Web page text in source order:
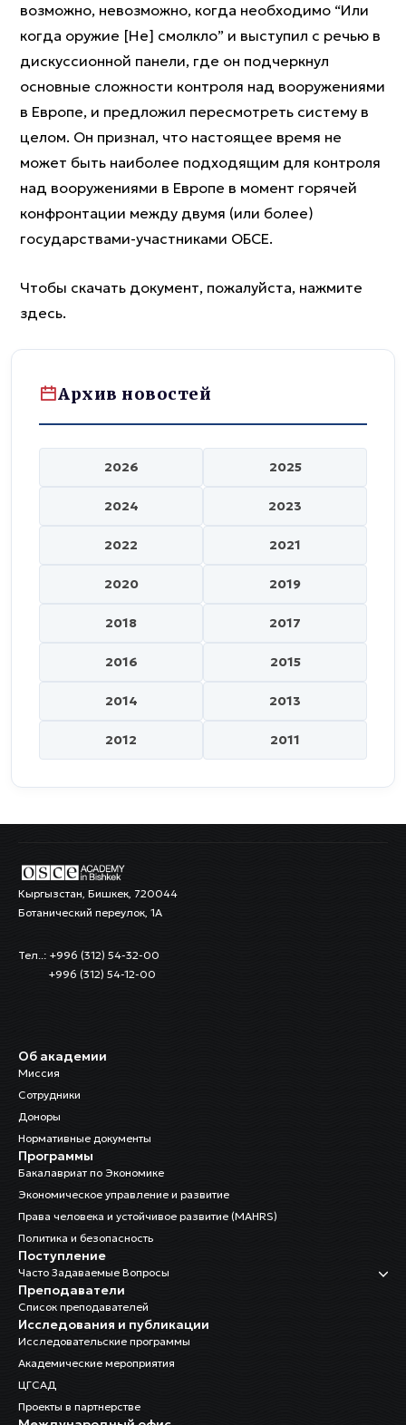
возможно, невозможно, когда необходимо “Или
когда оружие [Не] смолкло” и выступил с речью в
дискуссионной панели, где он подчеркнул
основные сложности контроля над вооружениями
в Европе, и предложил пересмотреть систему в
целом. Он признал, что настоящее время не
может быть наиболее подходящим для контроля
над вооружениями в Европе в момент горячей
конфронтации между двумя (или более)
государствами-участниками ОБСЕ.
Чтобы скачать документ, пожалуйста, нажмите
здесь.
Архив новостей
2026 2025
2024 2023
2022 2021
2020 2019
2018 2017
2016 2015
2014 2013
2012 2011
Кыргызстан, Бишкек, 720044
Ботанический переулок, 1А
Тел..: +996 (312) 54-32-00
+996 (312) 54-12-00
Об академии
Миссия
Сотрудники
Доноры
Нормативные документы
Программы
Бакалавриат по Экономике
Экономическое управление и развитие
Права человека и устойчивое развитие (MAHRS)
Политика и безопасность
Поступление
Часто Задаваемые Вопросы
Преподаватели
Список преподавателей
Исследования и публикации
Исследовательские программы
Академические мероприятия
ЦГСАД
Проекты в партнерстве